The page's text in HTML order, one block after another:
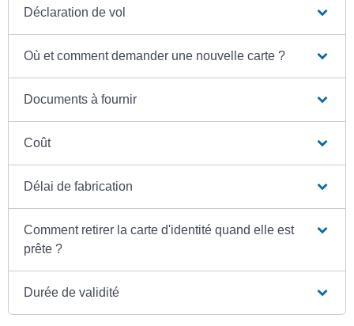
Déclaration de vol
Où et comment demander une nouvelle carte ?
Documents à fournir
Coût
Délai de fabrication
Comment retirer la carte d'identité quand elle est
prête ?
Durée de validité